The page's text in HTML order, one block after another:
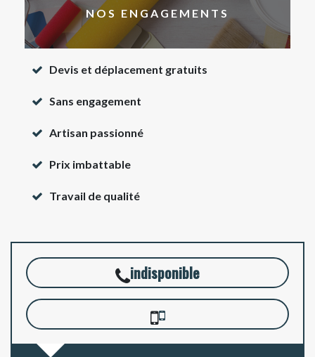
NOS ENGAGEMENTS
Devis et déplacement gratuits
Sans engagement
Artisan passionné
Prix imbattable
Travail de qualité
indisponible